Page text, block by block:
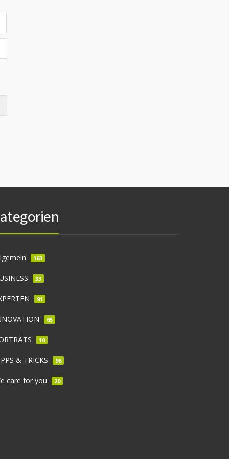
163
33
91
65
10
& TRICKS 96
care for you 20